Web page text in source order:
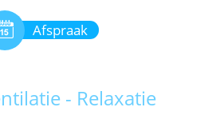
Afspraak
- Relaxatie